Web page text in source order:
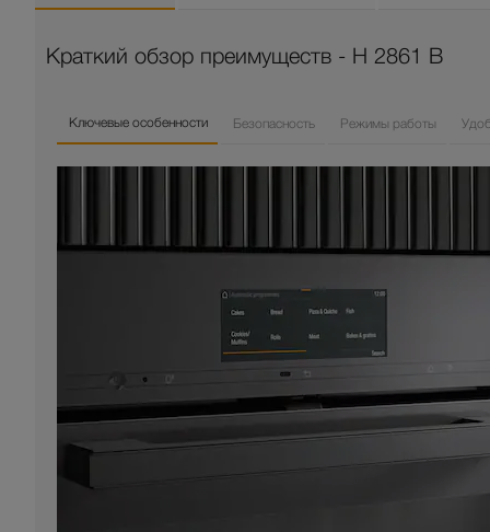
Краткий обзор преимуществ - H 2861 B
Ключевые особенности Безопасность Режимы работы